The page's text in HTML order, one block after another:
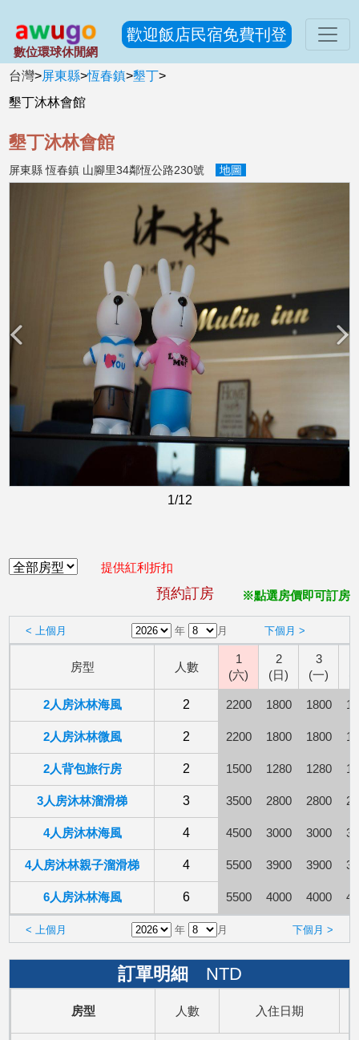
數位環球休閒網
歡迎飯店民宿免費刊登
台灣>屏東縣>恆春鎮>墾丁>
墾丁沐林會館
墾丁沐林會館
屏東縣 恆春鎮 山腳里34鄰恆公路230號 地圖
1/12
提供紅利折扣
預約訂房 ※點選房價即可訂房
< 上個月 年 月 下個月 >
房型 人數
1
(六)
2
(日)
3
(一)
2人房沐林海風 2 2200 1800 1800
2人房沐林微風 2 2200 1800 1800
2人背包旅行房 2 1500 1280 1280
3人房沐林溜滑梯 3 3500 2800 2800
4人房沐林海風 4 4500 3000 3000
4人房沐林親子溜滑梯 4 5500 3900 3900
6人房沐林海風 6 5500 4000 4000
< 上個月 年 月 下個月 >
訂單明細 NTD
房型 人數 入住日期